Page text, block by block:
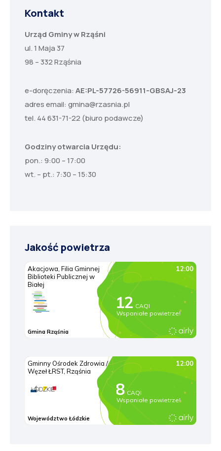
Kontakt
Urząd Gminy w Rząśni
ul. 1 Maja 37
98 – 332 Rząśnia
e-doręczenia: AE:PL-57726-56911-GBSAJ-23
adres email: gmina@rzasnia.pl
tel. 44 631-71-22 (biuro podawcze)
Godziny otwarcia Urzędu:
pon.: 9:00 – 17:00
wt. – pt.: 7:30 – 15:30
Jakość powietrza